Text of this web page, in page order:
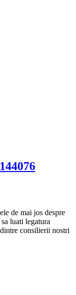
de mai jos despre
luati legatura
consilierii nostri